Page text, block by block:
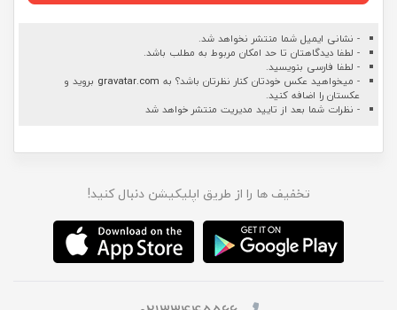
- نشانی ایمیل شما منتشر نخواهد شد.
- لطفا دیدگاهتان تا حد امکان مربوط به مطلب باشد.
- لطفا فارسی بنویسید.
- میخواهید عکس خودتان کنار نظرتان باشد؟ به gravatar.com بروید و
عکستان را اضافه کنید.
- نظرات شما بعد از تایید مدیریت منتشر خواهد شد
تخفیف ها را از طریق اپلیکیشن دنبال کنید!